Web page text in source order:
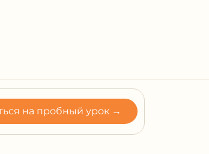
на пробный урок →